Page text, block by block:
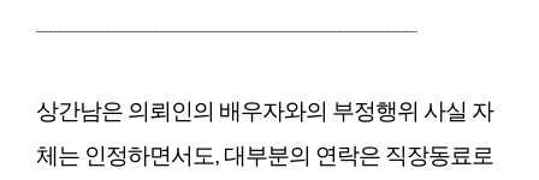
상간남은 의뢰인의 배우자와의 부정행위 사실 자
체는 인정하면서도, 대부분의 연락은 직장동료로